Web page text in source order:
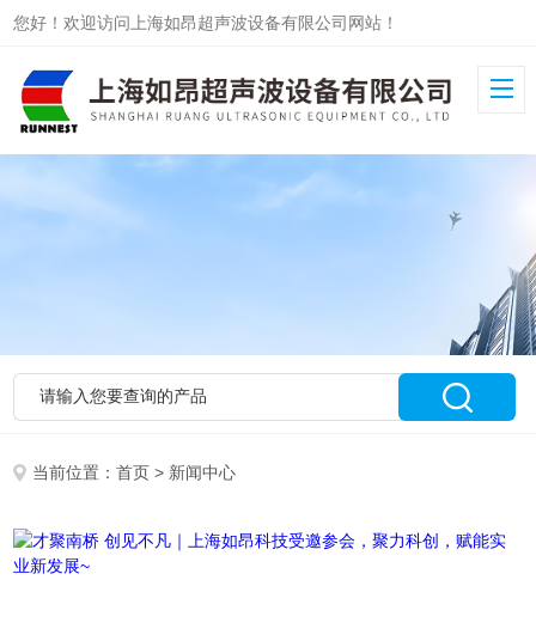
您好！欢迎访问上海如昂超声波设备有限公司网站！
当前位置：首页 > 新闻中心